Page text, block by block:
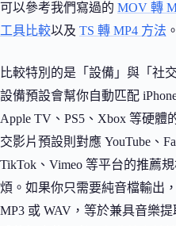
可以參考我們寫過的 MOV 轉
工具比較以及 TS 轉 MP4 方法 。
比較特別的是「設備」與「社
設備預設會幫你自動匹配
Apple TV、PS5、Xbox 等硬體
交影片預設則對應 YouTube、
TikTok、Vimeo 等平台的推薦
煩。如果你只需要純音檔輸出
MP3 或 WAV，等於兼具音樂